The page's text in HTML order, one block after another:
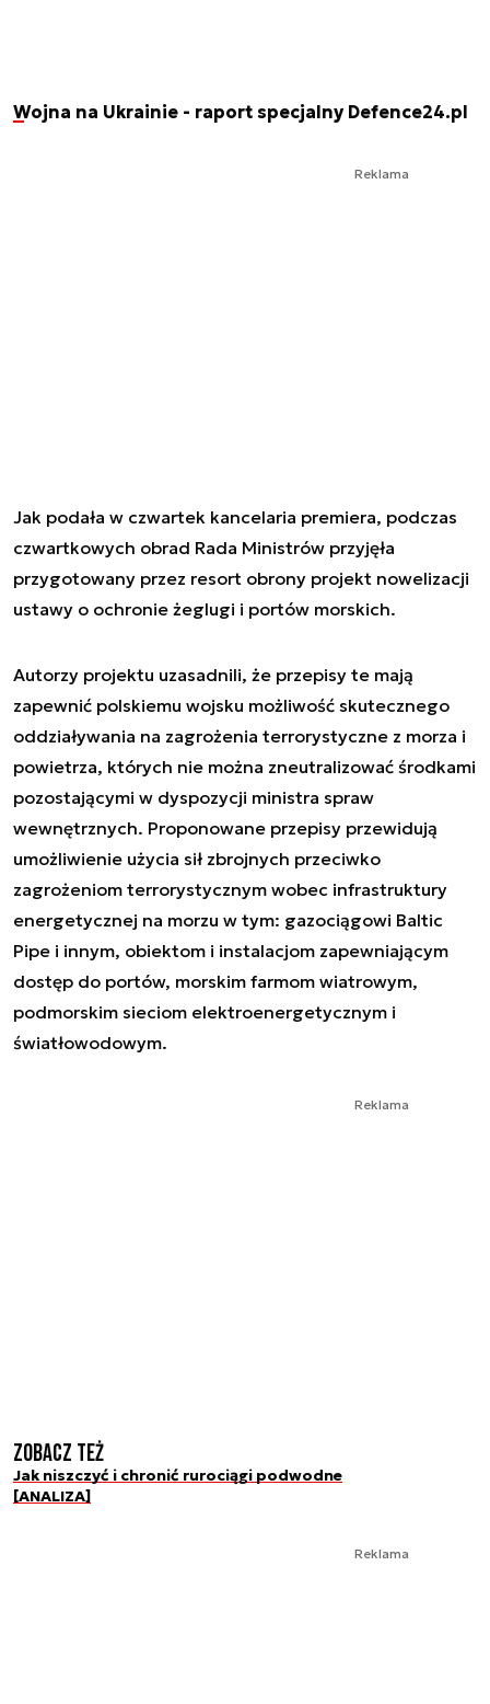
Wojna na Ukrainie - raport specjalny Defence24.pl
Reklama
Jak podała w czwartek kancelaria premiera, podczas
czwartkowych obrad Rada Ministrów przyjęła
przygotowany przez resort obrony projekt nowelizacji
ustawy o ochronie żeglugi i portów morskich.
Autorzy projektu uzasadnili, że przepisy te mają
zapewnić polskiemu wojsku możliwość skutecznego
oddziaływania na zagrożenia terrorystyczne z morza i
powietrza, których nie można zneutralizować środkami
pozostającymi w dyspozycji ministra spraw
wewnętrznych. Proponowane przepisy przewidują
umożliwienie użycia sił zbrojnych przeciwko
zagrożeniom terrorystycznym wobec infrastruktury
energetycznej na morzu w tym: gazociągowi Baltic
Pipe i innym, obiektom i instalacjom zapewniającym
dostęp do portów, morskim farmom wiatrowym,
podmorskim sieciom elektroenergetycznym i
światłowodowym.
Reklama
Zobacz też
Jak niszczyć i chronić rurociągi podwodne
[ANALIZA]
Reklama